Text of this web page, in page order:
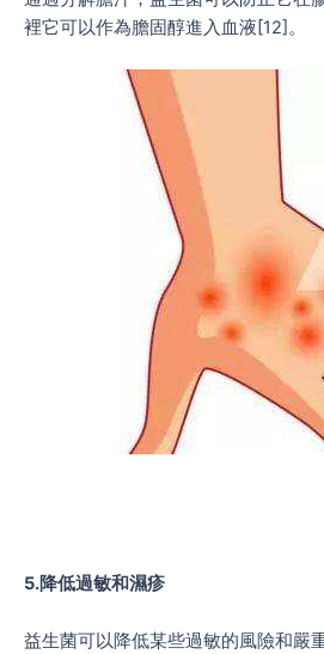
裡它可以作為膽固醇進入血液[12]。
5.降低過敏和濕疹
益生菌可以降低某些過敏的風險和嚴